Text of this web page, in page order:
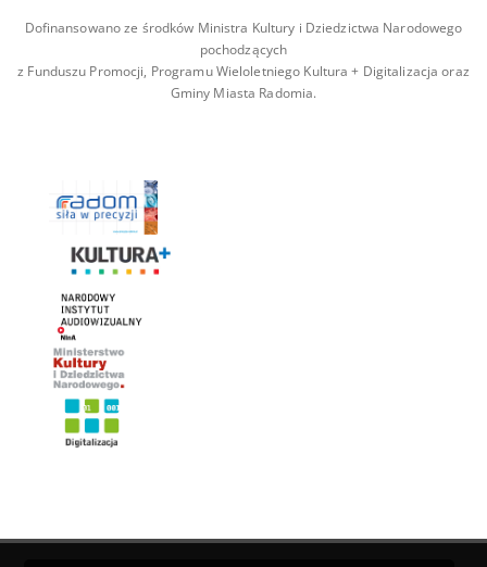
Dofinansowano ze środków Ministra Kultury i Dziedzictwa Narodowego
pochodzących
z Funduszu Promocji, Programu Wieloletniego Kultura + Digitalizacja oraz
Gminy Miasta Radomia.